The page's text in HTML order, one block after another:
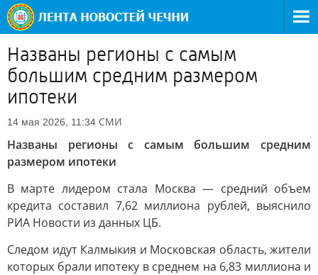
Названы регионы с самым
большим средним размером
ипотеки
14 мая 2026, 11:34 СМИ
Названы регионы с самым большим средним
размером ипотеки
В марте лидером стала Москва — средний объем
кредита составил 7,62 миллиона рублей, выяснило
РИА Новости из данных ЦБ.
Следом идут Калмыкия и Московская область, жители
которых брали ипотеку в среднем на 6,83 миллиона и